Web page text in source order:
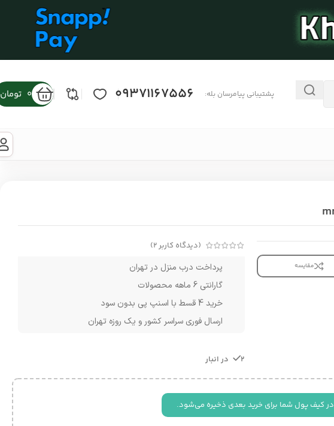
پشتیبانی پیامرسان بله: 09371167556
0 تومان
مقایسه
(دیدگاه کاربر2
)
پرداخت درب منزل در تهران
گارانتی 6 ماهه محصولات
خرید 4 قسط با اسنپ پی بدون سود
ارسال فوری سراسر کشور و یک روزه تهران
2 در انبار
کیف پول شما برای خرید بعدی ذخیره می‌شود.